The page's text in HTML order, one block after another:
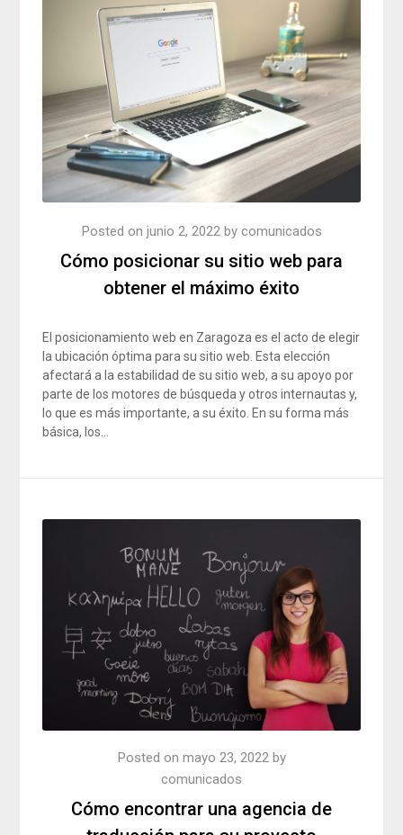
Cómo posicionar su sitio web para
obtener el máximo éxito
Posted on junio 2, 2022by comunicados
El posicionamiento web en Zaragoza es el acto de elegir
la ubicación óptima para su sitio web. Esta elección
afectará a la estabilidad de su sitio web, a su apoyo por
parte de los motores de búsqueda y otros internautas y,
lo que es más importante, a su éxito. En su forma más
básica, los…
Cómo encontrar una agencia de
Posted on mayo 23, 2022by
comunicados